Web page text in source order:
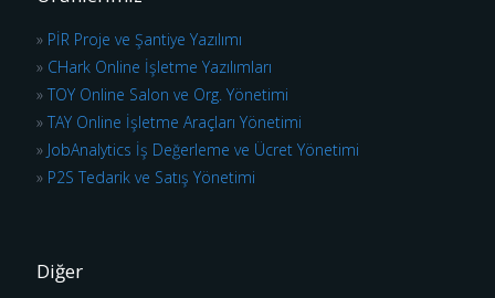
» PİR Proje ve Şantiye Yazılımı
» CHark Online İşletme Yazılımları
» TOY Online Salon ve Org. Yönetimi
» TAY Online İşletme Araçları Yönetimi
» JobAnalytics İş Değerleme ve Ücret Yönetimi
» P2S Tedarik ve Satış Yönetimi
Diğer